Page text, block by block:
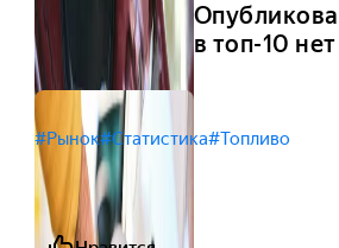
в топ-10 нет
#Рынок#Статистика#Топливо